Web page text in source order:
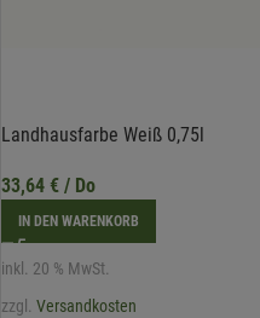
Landhausfarbe Weiß 0,75l
33,64 € / Do
IN DEN WARENKORB
inkl. 20 % MwSt.
zzgl. Versandkosten